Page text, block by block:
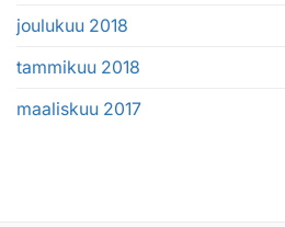
joulukuu 2018
tammikuu 2018
maaliskuu 2017